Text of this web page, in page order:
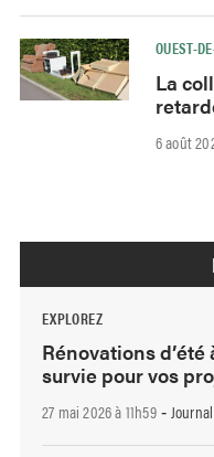
OUEST-
La
6 août
EXPLOREZ
Rénovations
survie pour vos
27 mai 2026 à 11h59-